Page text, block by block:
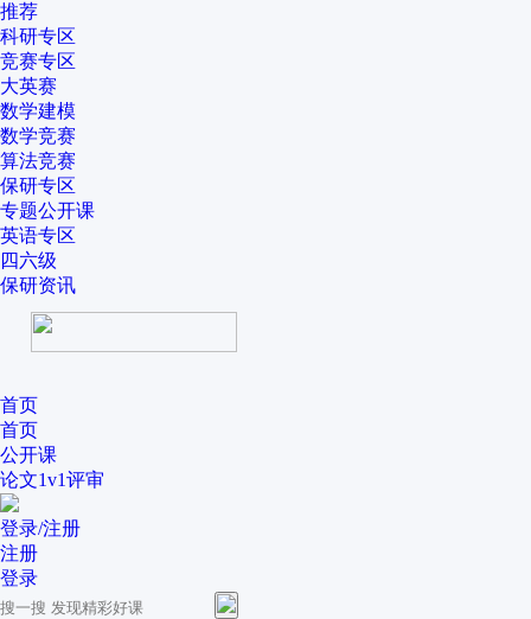
推荐
科研专区
竞赛专区
大英赛
数学建模
数学竞赛
算法竞赛
保研专区
专题公开课
英语专区
四六级
保研资讯
首页
首页
公开课
论文1v1评审
登录/注册
注册
登录